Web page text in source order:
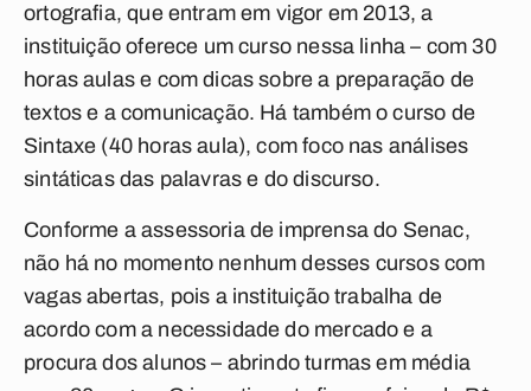
ortografia, que entram em vigor em 2013, a
instituição oferece um curso nessa linha – com 30
horas aulas e com dicas sobre a preparação de
textos e a comunicação. Há também o curso de
Sintaxe (40 horas aula), com foco nas análises
sintáticas das palavras e do discurso.
Conforme a assessoria de imprensa do Senac,
não há no momento nenhum desses cursos com
vagas abertas, pois a instituição trabalha de
acordo com a necessidade do mercado e a
procura dos alunos – abrindo turmas em média